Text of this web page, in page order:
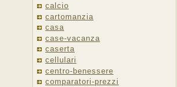
calcio
cartomanzia
casa
case-vacanza
caserta
cellulari
centro-benessere
comparatori-prezzi